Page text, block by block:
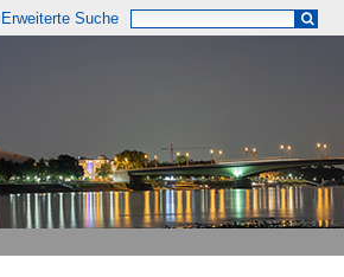
Erweiterte Suche